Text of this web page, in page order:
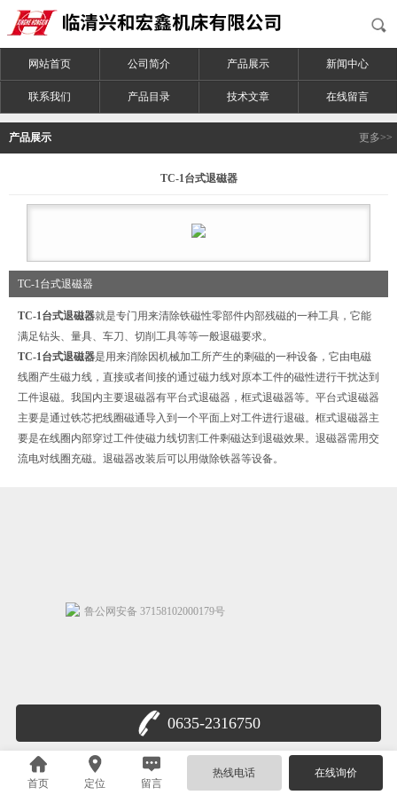
网站首页 公司简介 产品展示 新闻中心
联系我们 产品目录 技术文章 在线留言
产品展示 更多>>
TC-1台式退磁器
TC-1台式退磁器
TC-1台式退磁器就是专门用来清除铁磁性零部件内部残磁的一种工具，它能
满足钻头、量具、车刀、切削工具等等一般退磁要求。
TC-1台式退磁器是用来消除因机械加工所产生的剩磁的一种设备，它由电磁
线圈产生磁力线，直接或者间接的通过磁力线对原本工件的磁性进行干扰达到
工件退磁。我国内主要退磁器有平台式退磁器，框式退磁器等。平台式退磁器
主要是通过铁芯把线圈磁通导入到一个平面上对工件进行退磁。框式退磁器主
要是在线圈内部穿过工件使磁力线切割工件剩磁达到退磁效果。退磁器需用交
流电对线圈充磁。退磁器改装后可以用做除铁器等设备。
0635-2316750
首页 定位 留言
热线电话 在线询价
鲁公网安备 37158102000179号